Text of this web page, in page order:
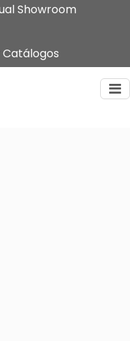
Showroom